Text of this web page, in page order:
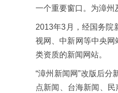
一个重要窗口。为漳州
2013年3月，经国务院
视网、中新网等中央
类资质的新闻网站。
“漳州新闻网”改版后
点新闻、台海新闻、